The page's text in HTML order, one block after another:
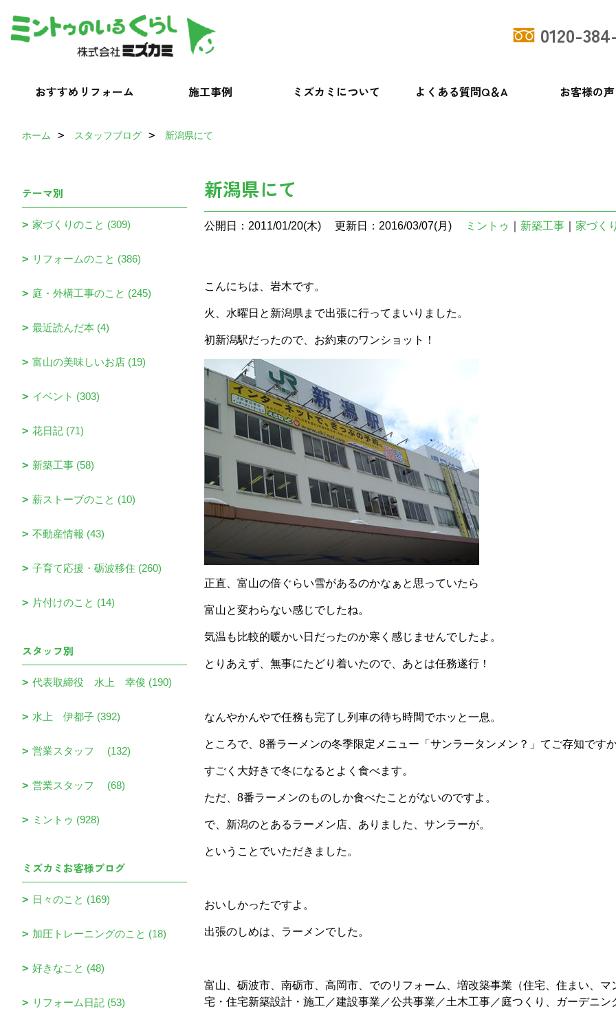
0120-
おすすめリフォーム 施工事例 ミズカミについて よくある質問Q＆A お客様の声
ホーム スタッフブログ 新潟県にて
新潟県にて
公開日：2011/01/20(木) 更新日：2016/03/07(月) ミントゥ 新築工事 家づく
こんにちは、岩木です。
火、水曜日と新潟県まで出張に行ってまいりました。
初新潟駅だったので、お約束のワンショット！
正直、富山の倍ぐらい雪があるのかなぁと思っていたら
富山と変わらない感じでしたね。
気温も比較的暖かい日だったのか寒く感じませんでしたよ。
とりあえず、無事にたどり着いたので、あとは任務遂行！
なんやかんやで任務も完了し列車の待ち時間でホッと一息。
ところで、8番ラーメンの冬季限定メニュー「サンラータンメン？」てご存知です
すごく大好きで冬になるとよく食べます。
ただ、8番ラーメンのものしか食べたことがないのですよ。
で、新潟のとあるラーメン店、ありました、サンラーが。
ということでいただきました。
おいしかったですよ。
出張のしめは、ラーメンでした。
富山、砺波市、南砺市、高岡市、でのリフォーム、増改築事業（住宅、住まい、
宅・住宅新築設計・施工／建設事業／公共事業／土木工事／庭つくり、ガーデニ
テーマ別
家づくりのこと (309)
リフォームのこと (386)
庭・外構工事のこと (245)
最近読んだ本 (4)
富山の美味しいお店 (19)
イベント (303)
花日記 (71)
新築工事 (58)
薪ストーブのこと (10)
不動産情報 (43)
子育て応援・砺波移住 (260)
片付けのこと (14)
スタッフ別
代表取締役 水上 幸俊 (190)
水上 伊都子 (392)
営業スタッフ (132)
営業スタッフ (68)
ミントゥ (928)
ミズカミお客様ブログ
日々のこと (169)
加圧トレーニングのこと (18)
好きなこと (48)
リフォーム日記 (53)